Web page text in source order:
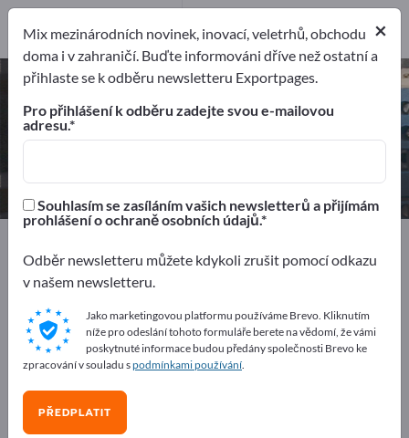
Skenery čárových kódů – najděte
výrobce a dodavatele
7 7
7
7
Automatizace a robotizace
Automatizační technika
Automatizacní systémy
Skenery čárových kódů
Inzerujte zdarma na Exportpages!
Potřeby – Nabídky – Použité zboží – Obchodní kontakty
>> začněte zde
×
Mix mezinárodních novinek, inovací, veletrhů, obchodu
doma i v zahraničí. Buďte informováni dříve než ostatní a
přihlaste se k odběru newsletteru Exportpages.
Pro přihlášení k odběru zadejte svou e-mailovou
adresu.
Souhlasím se zasíláním vašich newsletterů a přijímám
prohlášení o ochraně osobních údajů.
Odběr newsletteru můžete kdykoli zrušit pomocí odkazu
v našem newsletteru.
Jako marketingovou platformu používáme Brevo. Kliknutím
níže pro odeslání tohoto formuláře berete na vědomí, že vámi
poskytnuté informace budou předány společnosti Brevo ke
zpracování v souladu spodmínkami používání.
PŘEDPLATIT